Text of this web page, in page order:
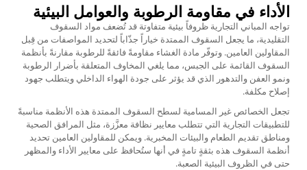
الأداء في مقاومة الرطوبة والعوامل البيئية
تواجه المباني التجارية ظروفاً بيئية متفاوتة قد تُضعف مواد السقوف
التقليدية، ما يجعل السقوف الممتدة خياراً جذّاباً لتحديد المواصفات من قِبل
المقاولين العامين. وتوفّر مادة الغشاء مقاومةً فائقةً للرطوبة مقارنةً بأنظمة
السقوف القائمة على الجبس، مما يلغي المخاوف المتعلقة بأضرار الرطوبة
ونمو العفن والتدهور الذي قد يؤثر على جودة الهواء الداخلي ويتطلب جهود
إصلاح مكلفة.
تجعل الخصائص غير المسامية لسطح السقوف الممتدة هذه الأنظمة مناسبةً
للتطبيقات التجارية التي تتطلب معايير نظافة معزَّزة، مثل المرافق الصحية
ومناطق تقديم الطعام والبيئات المخبرية. ويمكن للمقاولين العامين تحديد
أنظمة السقوف هذه بثقةٍ تامةٍ في أنها ستُحافظ على معايير الأداء والمظهر
حتى في الظروف البيئية الصعبة.